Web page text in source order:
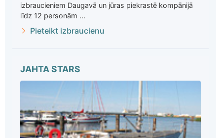
izbraucieniem Daugavā un jūras piekrastē kompānijā
līdz 12 personām ...
Pieteikt izbraucienu
JAHTA STARS